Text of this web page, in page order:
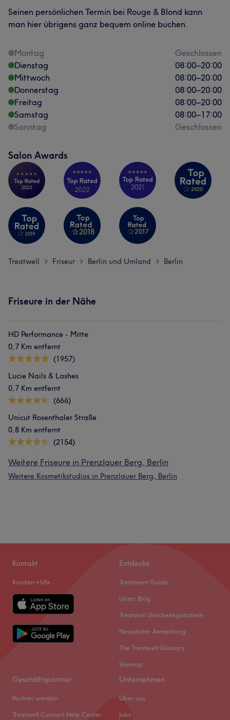
Seinen persönlichen Termin bei Rouge & Blond kann
man hier übrigens ganz bequem online buchen.
Montag
Geschlossen
Dienstag
08:00–20:00
Mittwoch
08:00–20:00
Donnerstag
08:00–20:00
Freitag
08:00–20:00
Samstag
08:00–17:00
Sonntag
Geschlossen
Salon Awards
Treatwell > Friseur > Berlin und Umland > Berlin
Friseure in der Nähe
HD Performance - Mitte
0,7 Km entfernt
(1957)
Lucie Nails & Lashes
0,7 Km entfernt
(666)
Unicut Rosenthaler Straße
0,8 Km entfernt
(2154)
Weitere Friseure in Prenzlauer Berg, Berlin
Weitere Kosmetikstudios in Prenzlauer Berg, Berlin
Kontakt
Kunden-Hilfe
Entdecke
Treatment Guide
Unser Blog
Treatwell Geschenkgutschein
Newsletter Anmeldung
The Treatwell Glossary
Sitemap
Geschäftspartner
Partner werden
Treatwell Connect Help Center
Unternehmen
Über uns
Jobs